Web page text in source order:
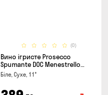
(0)
Вино ігристе Prosecco
Spumante DOC Menestrello
0.75л
Біле, Сухе, 11°